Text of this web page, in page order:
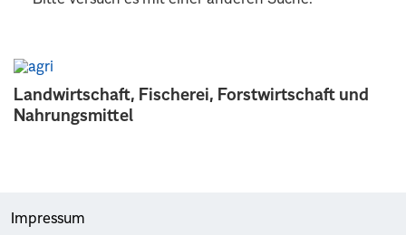
Landwirtschaft, Fischerei, Forstwirtschaft und
Nahrungsmittel
Impressum